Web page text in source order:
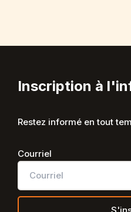
Inscription à
Restez informé en tout
Courriel